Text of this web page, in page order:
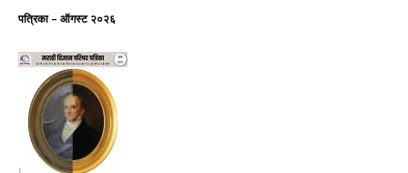
पत्रिका – ऑगस्ट २०२६